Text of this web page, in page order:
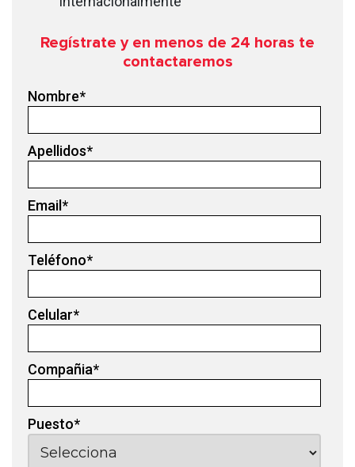
Regístrate y en menos de 24 horas te
contactaremos
Nombre*
Apellidos*
Email*
Teléfono*
Celular*
Compañia*
Puesto*